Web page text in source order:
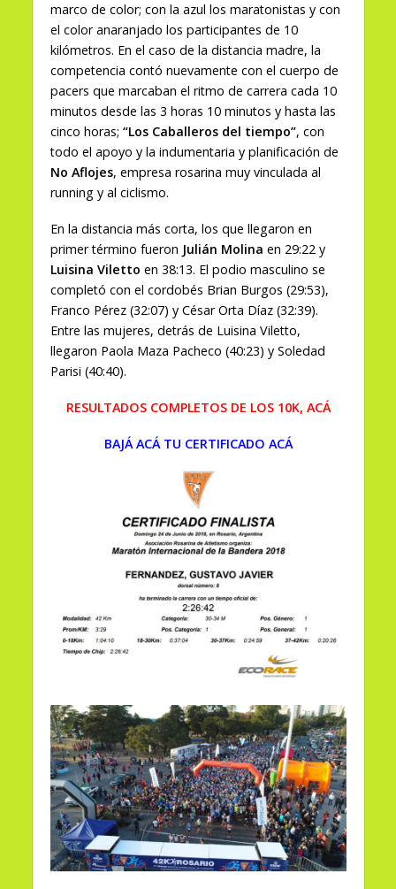
marco de color; con la azul los maratonistas y con
el color anaranjado los participantes de 10
kilómetros. En el caso de la distancia madre, la
competencia contó nuevamente con el cuerpo de
pacers que marcaban el ritmo de carrera cada 10
minutos desde las 3 horas 10 minutos y hasta las
cinco horas; “Los Caballeros del tiempo”, con
todo el apoyo y la indumentaria y planificación de
No Aflojes, empresa rosarina muy vinculada al
running y al ciclismo.
En la distancia más corta, los que llegaron en
primer término fueron Julián Molina en 29:22 y
Luisina Viletto en 38:13. El podio masculino se
completó con el cordobés Brian Burgos (29:53),
Franco Pérez (32:07) y César Orta Díaz (32:39).
Entre las mujeres, detrás de Luisina Viletto,
llegaron Paola Maza Pacheco (40:23) y Soledad
Parisi (40:40).
RESULTADOS COMPLETOS DE LOS 10K, ACÁ
BAJÁ ACÁ TU CERTIFICADO ACÁ